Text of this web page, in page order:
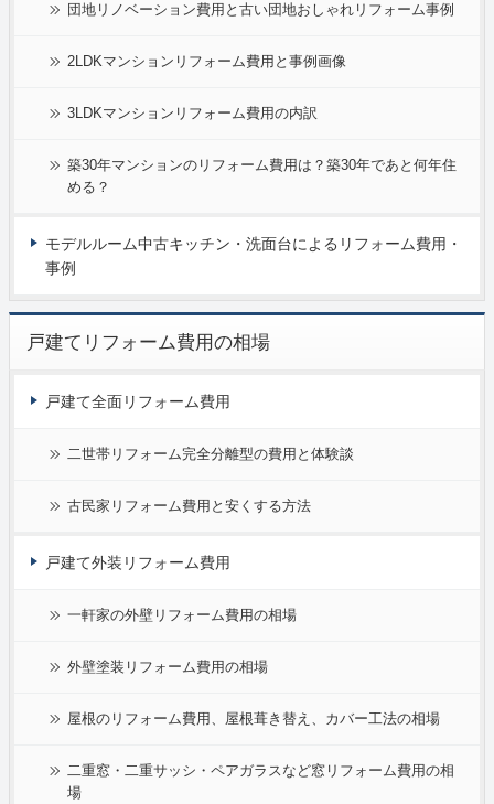
団地リノベーション費用と古い団地おしゃれリフォーム事例
2LDKマンションリフォーム費用と事例画像
3LDKマンションリフォーム費用の内訳
築30年マンションのリフォーム費用は？築30年であと何年住
める？
モデルルーム中古キッチン・洗面台によるリフォーム費用・
事例
戸建てリフォーム費用の相場
戸建て全面リフォーム費用
二世帯リフォーム完全分離型の費用と体験談
古民家リフォーム費用と安くする方法
戸建て外装リフォーム費用
一軒家の外壁リフォーム費用の相場
外壁塗装リフォーム費用の相場
屋根のリフォーム費用、屋根葺き替え、カバー工法の相場
二重窓・二重サッシ・ペアガラスなど窓リフォーム費用の相
場